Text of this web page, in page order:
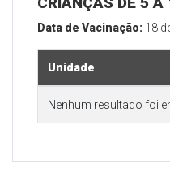
Data de Vacinação: 18
Unidade
Nenhum resultado foi